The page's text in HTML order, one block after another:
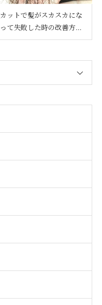
カットで髪がスカスカにな
って失敗した時の改善方...